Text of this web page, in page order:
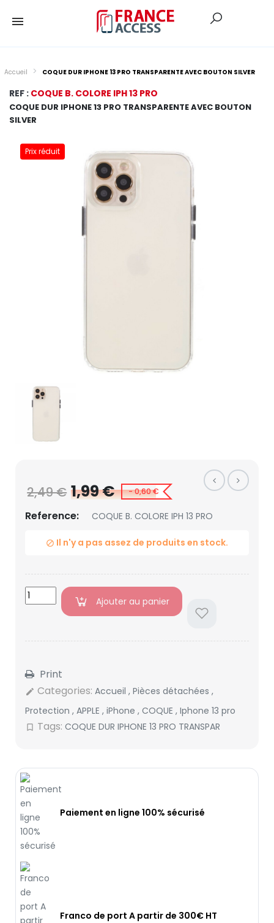
Accueil COQUE DUR IPHONE 13 PRO TRANSPARENTE AVEC BOUTON SILVER
REF : COQUE B. COLORE IPH 13 PRO
COQUE DUR IPHONE 13 PRO TRANSPARENTE AVEC BOUTON
SILVER
Prix réduit
2,49 € 1,99 € - 0,60 €
Reference: COQUE B. COLORE IPH 13 PRO
 Il n'y a pas assez de produits en stock.
Ajouter au panier
Print
edit Categories: Accueil , Pièces détachées ,
Protection , APPLE , iPhone , COQUE , Iphone 13 pro
bookmark_border Tags: COQUE DUR IPHONE 13 PRO TRANSPAR
Paiement en ligne 100% sécurisé
Franco de port A partir de 300€ HT